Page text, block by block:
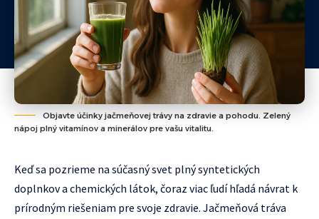
Objavte účinky jačmeňovej trávy na zdravie a pohodu. Zelený
nápoj plný vitamínov a minerálov pre vašu vitalitu.
Keď sa pozrieme na súčasný svet plný syntetických
doplnkov a chemických látok, čoraz viac ľudí hľadá návrat k
prírodným riešeniam pre svoje zdravie. Jačmeňová tráva